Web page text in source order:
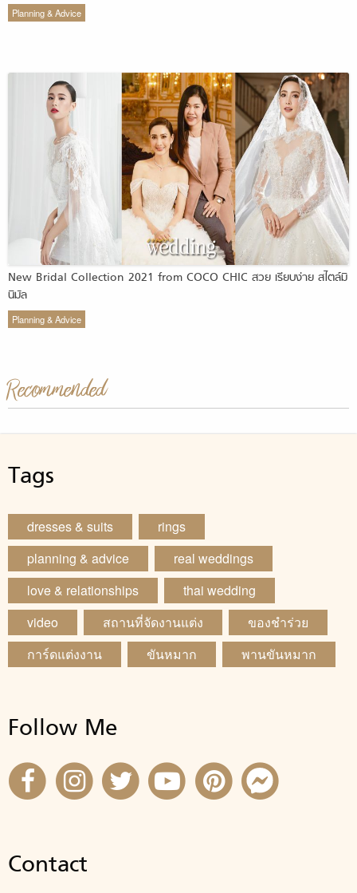
Planning & Advice
New Bridal Collection 2021 from COCO CHIC สวย เรียบง่าย สไตล์มิ
นิมัล
Planning & Advice
Recommended
Tags
dresses & suits
rings
planning & advice
real weddings
love & relationships
thai wedding
video
สถานที่จัดงานแต่ง
ของชำร่วย
การ์ดแต่งงาน
ขันหมาก พานขันหมาก
Follow Me
Contact